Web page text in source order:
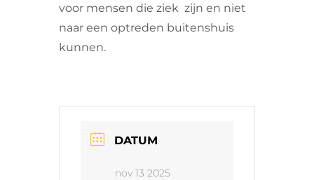
voor mensen die ziek zijn en niet
naar een optreden buitenshuis
kunnen.
DATUM
nov 13 2025